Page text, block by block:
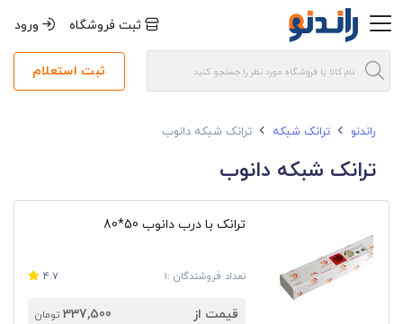
ثبت فروشگاه ورود
ثبت استعلام
راندنو ترانک شبکه ترانک شبکه دانوب
ترانک شبکه دانوب
ترانک با درب دانوب 50*80
تعداد فروشندگان :1 4.7
قیمت از 337,500 تومان